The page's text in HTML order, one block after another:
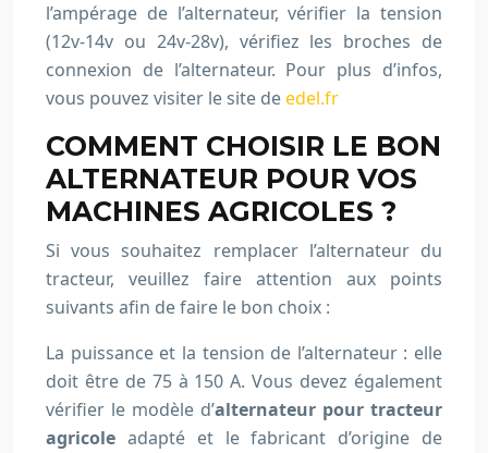
l’ampérage de l’alternateur, vérifier la tension
(12v-14v ou 24v-28v), vérifiez les broches de
connexion de l’alternateur. Pour plus d’infos,
vous pouvez visiter le site deedel.fr
COMMENT CHOISIR LE BON
ALTERNATEUR POUR VOS
MACHINES AGRICOLES ?
Si vous souhaitez remplacer l’alternateur du
tracteur, veuillez faire attention aux points
suivants afin de faire le bon choix :
La puissance et la tension de l’alternateur : elle
doit être de 75 à 150 A. Vous devez également
vérifier le modèle d’alternateur pour tracteur
agricole adapté et le fabricant d’origine de